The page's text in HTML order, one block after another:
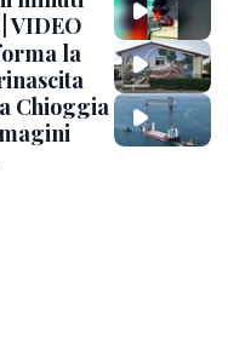
VIDEO
la
Chioggia